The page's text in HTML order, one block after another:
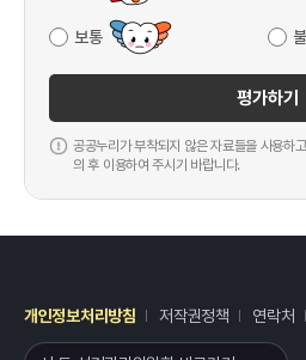
보통
평가하기
공공누리가 부착되지 않은 자료들을 사용하
의 후 이용하여 주시기 바랍니다.
개인정보처리방침 저작권정책 연락처